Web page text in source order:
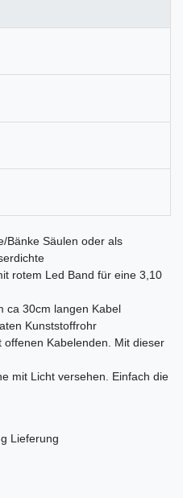
Bänke Säulen oder als
rotem Led Band für eine 3,10
ca 30cm langen Kabel
Kunststoffrohr
offenen Kabelenden. Mit dieser
mit Licht versehen. Einfach die
Lieferung